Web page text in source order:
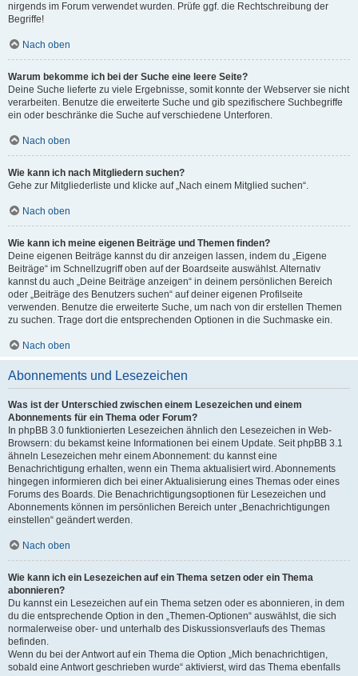
nirgends im Forum verwendet wurden. Prüfe ggf. die Rechtschreibung der
Begriffe!
Nach oben
Warum bekomme ich bei der Suche eine leere Seite?
Deine Suche lieferte zu viele Ergebnisse, somit konnte der Webserver sie nicht
verarbeiten. Benutze die erweiterte Suche und gib spezifischere Suchbegriffe
ein oder beschränke die Suche auf verschiedene Unterforen.
Nach oben
Wie kann ich nach Mitgliedern suchen?
Gehe zur Mitgliederliste und klicke auf „Nach einem Mitglied suchen“.
Nach oben
Wie kann ich meine eigenen Beiträge und Themen finden?
Deine eigenen Beiträge kannst du dir anzeigen lassen, indem du „Eigene
Beiträge“ im Schnellzugriff oben auf der Boardseite auswählst. Alternativ
kannst du auch „Deine Beiträge anzeigen“ in deinem persönlichen Bereich
oder „Beiträge des Benutzers suchen“ auf deiner eigenen Profilseite
verwenden. Benutze die erweiterte Suche, um nach von dir erstellen Themen
zu suchen. Trage dort die entsprechenden Optionen in die Suchmaske ein.
Nach oben
Abonnements und Lesezeichen
Was ist der Unterschied zwischen einem Lesezeichen und einem
Abonnements für ein Thema oder Forum?
In phpBB 3.0 funktionierten Lesezeichen ähnlich den Lesezeichen in Web-
Browsern: du bekamst keine Informationen bei einem Update. Seit phpBB 3.1
ähneln Lesezeichen mehr einem Abonnement: du kannst eine
Benachrichtigung erhalten, wenn ein Thema aktualisiert wird. Abonnements
hingegen informieren dich bei einer Aktualisierung eines Themas oder eines
Forums des Boards. Die Benachrichtigungsoptionen für Lesezeichen und
Abonnements können im persönlichen Bereich unter „Benachrichtigungen
einstellen“ geändert werden.
Nach oben
Wie kann ich ein Lesezeichen auf ein Thema setzen oder ein Thema
abonnieren?
Du kannst ein Lesezeichen auf ein Thema setzen oder es abonnieren, in dem
du die entsprechende Option in den „Themen-Optionen“ auswählst, die sich
normalerweise ober- und unterhalb des Diskussionsverlaufs des Themas
befinden.
Wenn du bei der Antwort auf ein Thema die Option „Mich benachrichtigen,
sobald eine Antwort geschrieben wurde“ aktivierst, wird das Thema ebenfalls